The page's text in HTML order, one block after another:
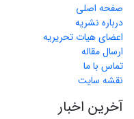
صفحه اصلی
درباره نشریه
اعضای هیات تحریریه
ارسال مقاله
تماس با ما
نقشه سایت
آخرین اخبار